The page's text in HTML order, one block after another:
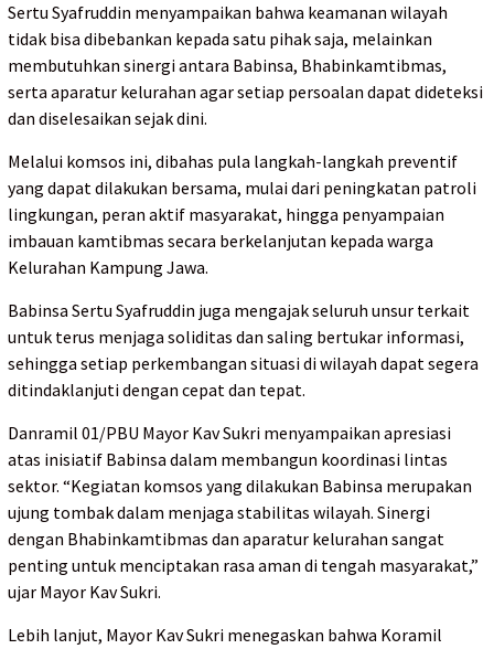
Sertu Syafruddin menyampaikan bahwa keamanan wilayah
tidak bisa dibebankan kepada satu pihak saja, melainkan
membutuhkan sinergi antara Babinsa, Bhabinkamtibmas,
serta aparatur kelurahan agar setiap persoalan dapat dideteksi
dan diselesaikan sejak dini.
Melalui komsos ini, dibahas pula langkah-langkah preventif
yang dapat dilakukan bersama, mulai dari peningkatan patroli
lingkungan, peran aktif masyarakat, hingga penyampaian
imbauan kamtibmas secara berkelanjutan kepada warga
Kelurahan Kampung Jawa.
Babinsa Sertu Syafruddin juga mengajak seluruh unsur terkait
untuk terus menjaga soliditas dan saling bertukar informasi,
sehingga setiap perkembangan situasi di wilayah dapat segera
ditindaklanjuti dengan cepat dan tepat.
Danramil 01/PBU Mayor Kav Sukri menyampaikan apresiasi
atas inisiatif Babinsa dalam membangun koordinasi lintas
sektor. “Kegiatan komsos yang dilakukan Babinsa merupakan
ujung tombak dalam menjaga stabilitas wilayah. Sinergi
dengan Bhabinkamtibmas dan aparatur kelurahan sangat
penting untuk menciptakan rasa aman di tengah masyarakat,”
ujar Mayor Kav Sukri.
Lebih lanjut, Mayor Kav Sukri menegaskan bahwa Koramil